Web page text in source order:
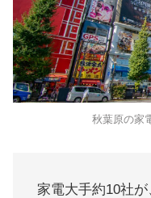
秋葉原の家
家電大手約10社